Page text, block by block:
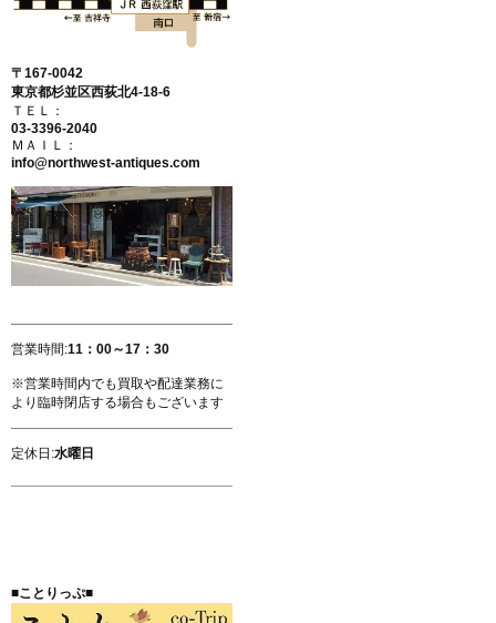
〒167-0042
東京都杉並区西荻北4-18-6
ＴＥＬ：
03-3396-2040
ＭＡＩＬ：
info@northwest-antiques.com
営業時間:11：00～17：30
※営業時間内でも買取や配達業務に
より臨時閉店する場合もございます
定休日:水曜日
■ことりっぷ■